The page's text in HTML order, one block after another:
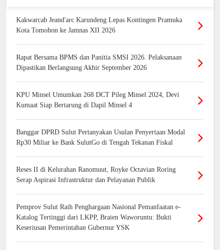
Kakwarcab Jeand'arc Karundeng Lepas Kontingen Pramuka
Kota Tomohon ke Jamnas XII 2026
Rapat Bersama BPMS dan Panitia SMSI 2026. Pelaksanaan
Dipastikan Berlangsung Akhir September 2026
KPU Minsel Umumkan 268 DCT Pileg Minsel 2024, Devi
Kumaat Siap Bertarung di Dapil Minsel 4
Banggar DPRD Sulut Pertanyakan Usulan Penyertaan Modal
Rp30 Miliar ke Bank SulutGo di Tengah Tekanan Fiskal
Reses II di Kelurahan Ranomuut, Royke Octavian Roring
Serap Aspirasi Infrastruktur dan Pelayanan Publik
Pemprov Sulut Raih Penghargaan Nasional Pemanfaatan e-
Katalog Tertinggi dari LKPP, Braien Waworuntu: Bukti
Keseriusan Pemerintahan Gubernur YSK